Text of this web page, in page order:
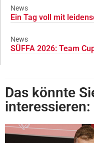
News
Ein Tag voll mit
News
SÜFFA 2026: Team
Das könnte
interessieren: